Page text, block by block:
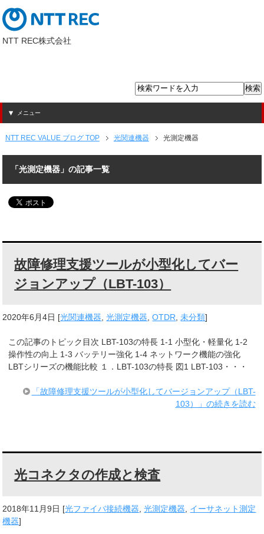
NTT REC株式会社
メニュー
NTT REC VALUE ブログ TOP 光関連機器 光測定機器
「光測定機器」の記事一覧
故障修理支援ツールが小型化してバー
ジョンアップ（LBT-103）
2020年6月4日 [光関連機器,光測定機器,OTDR,未分類]
この記事のトピック目次 LBT-103の特長 1-1 小型化・軽量化 1-2
操作性の向上 1-3 バッテリー強化 1-4 ネットワーク機能の強化
LBTシリーズの機能比較 １．LBT-103の特長 図1 LBT-103・・・
「故障修理支援ツールが小型化してバージョンアップ（LBT-
103）」の続きを読む
光コネクタの作成と検査
2018年11月9日 [光ファイバ接続機器 ,光測定機器
イーサネット測定
機器]